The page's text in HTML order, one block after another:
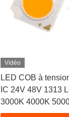
Vidéo
LED COB à
IC 24V 48V 1313
3000K 4000K